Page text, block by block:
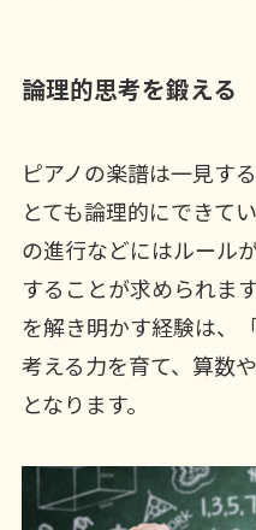
論理的思考を鍛える
ピアノの楽譜は一見す
とても論理的にできて
の進行などにはルール
することが求められま
を解き明かす経験は、
考える力を育て、算数
となります。